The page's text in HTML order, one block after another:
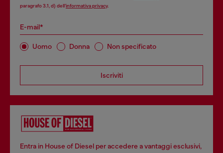
paragrafo 3.1, d) dell’informativa privacy.
E-mail*
Uomo Donna Non specificato
Iscriviti
Entra in House of Diesel per accedere a vantaggi esclusivi,